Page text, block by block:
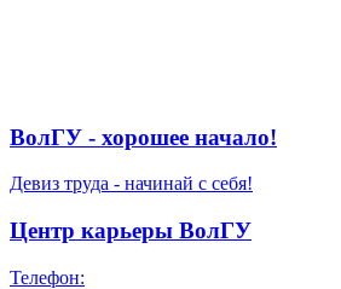
ВолГУ - хорошее начало!
Девиз труда - начинай с себя!
Центр карьеры ВолГУ
Телефон: